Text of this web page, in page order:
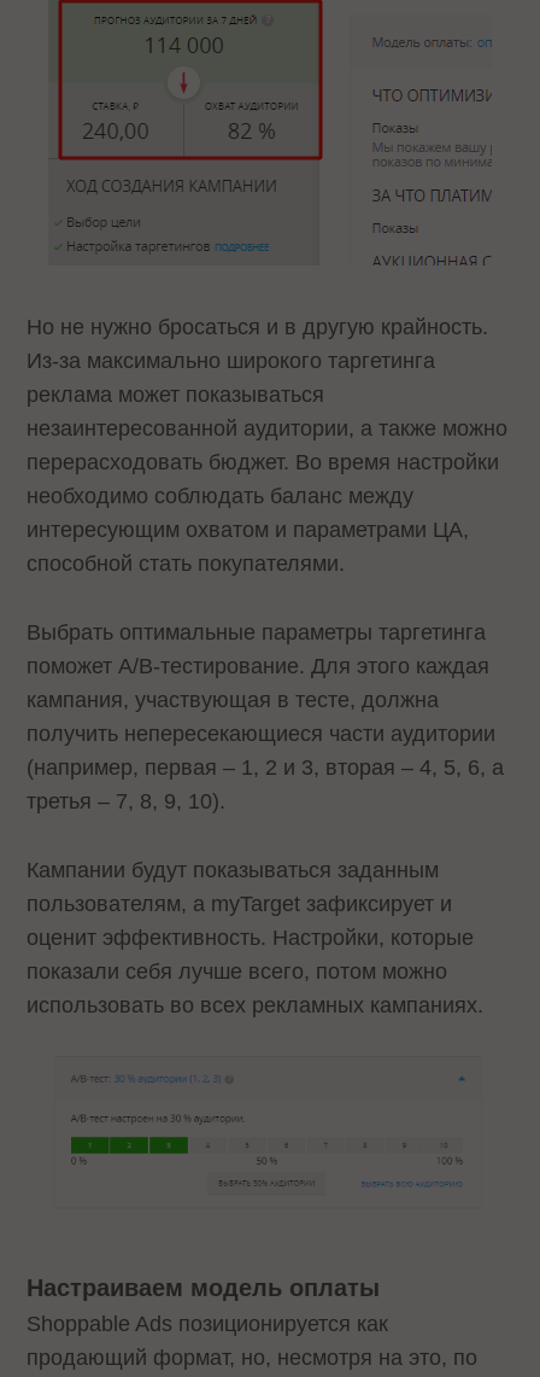
Но не нужно бросаться и в другую крайность.
Из-за максимально широкого таргетинга
реклама может показываться
незаинтересованной аудитории, а также можно
перерасходовать бюджет. Во время настройки
необходимо соблюдать баланс между
интересующим охватом и параметрами ЦА,
способной стать покупателями.
Выбрать оптимальные параметры таргетинга
поможет A/B-тестирование. Для этого каждая
кампания, участвующая в тесте, должна
получить непересекающиеся части аудитории
(например, первая – 1, 2 и 3, вторая – 4, 5, 6, а
третья – 7, 8, 9, 10).
Кампании будут показываться заданным
пользователям, а myTarget зафиксирует и
оценит эффективность. Настройки, которые
показали себя лучше всего, потом можно
использовать во всех рекламных кампаниях.
Настраиваем модель оплаты
Shoppable Ads позиционируется как
продающий формат, но, несмотря на это, по